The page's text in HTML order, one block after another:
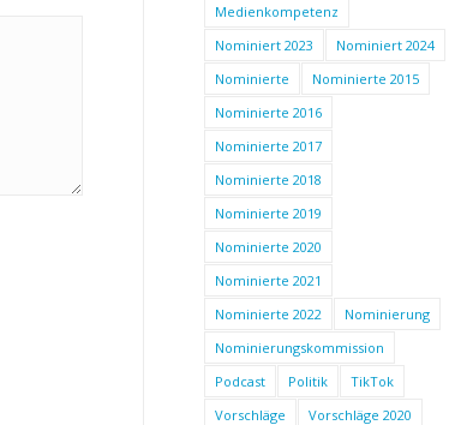
Medienkompetenz
Nominiert 2023
Nominiert 2024
Nominierte
Nominierte 2015
Nominierte 2016
Nominierte 2017
Nominierte 2018
Nominierte 2019
Nominierte 2020
Nominierte 2021
Nominierte 2022
Nominierung
Nominierungskommission
Podcast
Politik
TikTok
Vorschläge
Vorschläge 2020